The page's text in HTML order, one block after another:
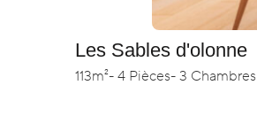
Les Sables d'olonne
113m²- 4 Pièces- 3 Chambres